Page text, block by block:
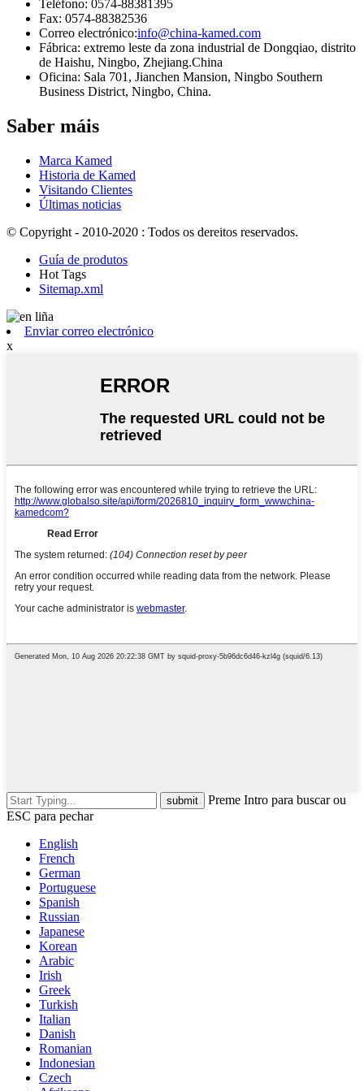
Teléfono: 0574-88381395
Fax: 0574-88382536
Correo electrónico:info@china-kamed.com
Fábrica: extremo leste da zona industrial de Dongqiao, distrito
de Haishu, Ningbo, Zhejiang.China
Oficina: Sala 701, Jianchen Mansion, Ningbo Southern
Business District, Ningbo, China.
Saber máis
Marca Kamed
Historia de Kamed
Visitando Clientes
Últimas noticias
© Copyright - 2010-2020 : Todos os dereitos reservados.
Guía de produtos
Hot Tags
Sitemap.xml
Enviar correo electrónico
x
Preme Intro para buscar ou
ESC para pechar
English
French
German
Portuguese
Spanish
Russian
Japanese
Korean
Arabic
Irish
Greek
Turkish
Italian
Danish
Romanian
Indonesian
Czech